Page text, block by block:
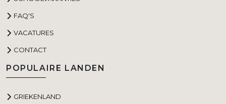
FAQ'S
VACATURES
CONTACT
POPULAIRE LANDEN
GRIEKENLAND